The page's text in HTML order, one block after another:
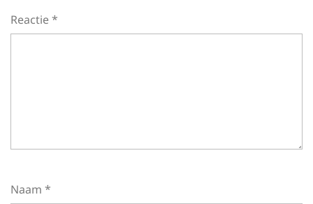
Reactie*
Naam *